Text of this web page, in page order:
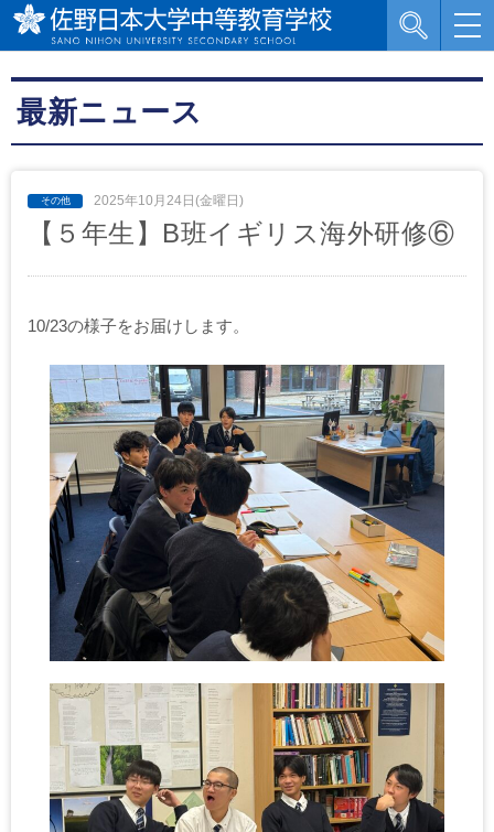
最新ニュース
2025年10月24日(金曜日)
【５年生】B班イギリス海外研修⑥
10/23の様子をお届けします。